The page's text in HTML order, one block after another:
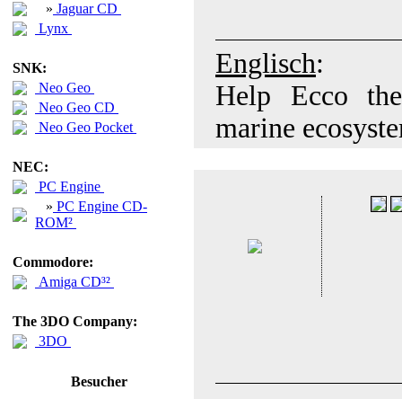
» Jaguar CD
Lynx
SNK:
Neo Geo
Neo Geo CD
Neo Geo Pocket
NEC:
PC Engine
» PC Engine CD-
ROM²
Commodore:
Amiga CD³²
The 3DO Company:
3DO
Besucher
Englisch:
Help Ecco
marine